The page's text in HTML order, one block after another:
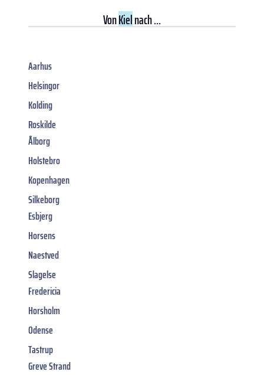
VonKielnach ...
Aarhus
Helsingor
Kolding
Roskilde
Ålborg
Holstebro
Kopenhagen
Silkeborg
Esbjerg
Horsens
Naestved
Slagelse
Fredericia
Horsholm
Odense
Tastrup
Greve Strand